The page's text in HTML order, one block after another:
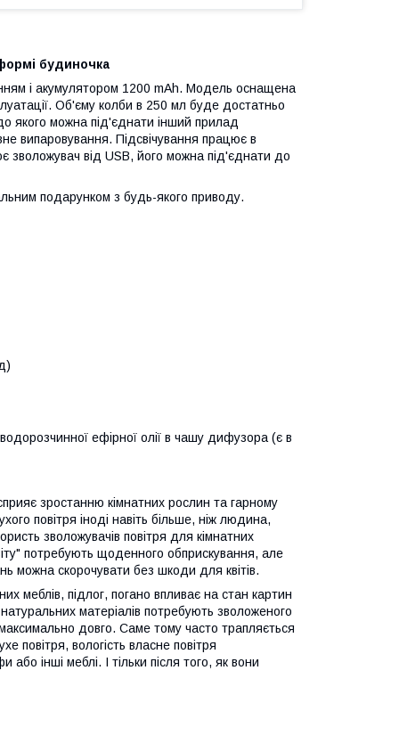
будиночка
і акумулятором 1200 mAh. Модель оснащена
Об'єму колби в 250 мл буде достатньо
якого можна під'єднати інший прилад
випаровування. Підсвічування працює в
зволожувач від USB, його можна під'єднати до
подарунком з будь-якого приводу.
ефірної олії в чашу дифузора (є в
зростанню кімнатних рослин та гарному
повітря іноді навіть більше, ніж людина,
зволожувачів повітря для кімнатних
потребують щоденного обприскування, але
можна скорочувати без шкоди для квітів.
меблів, підлог, погано впливає на стан картин
матеріалів потребують зволоженого
довго. Саме тому часто трапляється
повітря, вологість власне повітря
інші меблі. І тільки після того, як вони